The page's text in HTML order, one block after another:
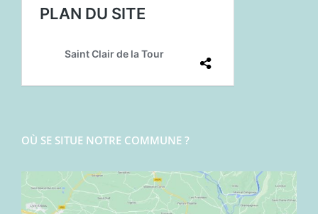
OÙ SE SITUE NOTRE COMMUNE ?